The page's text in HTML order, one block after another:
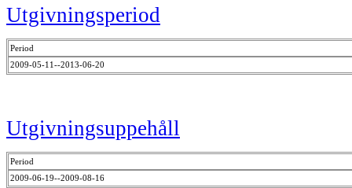
Utgivningsperiod
Period
2009-05-11--2013-06-20
Utgivningsuppehåll
Period
2009-06-19--2009-08-16